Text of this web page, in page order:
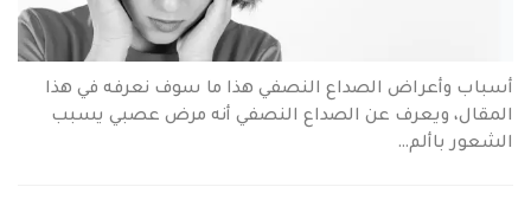
أسباب وأعراض الصداع النصفي هذا ما سوف نعرفه في هذا
المقال، ويعرف عن الصداع النصفي أنه مرض عصبي يسبب
الشعور باألم…